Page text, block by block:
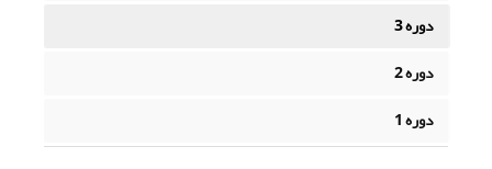
دوره 3
دوره 2
دوره 1